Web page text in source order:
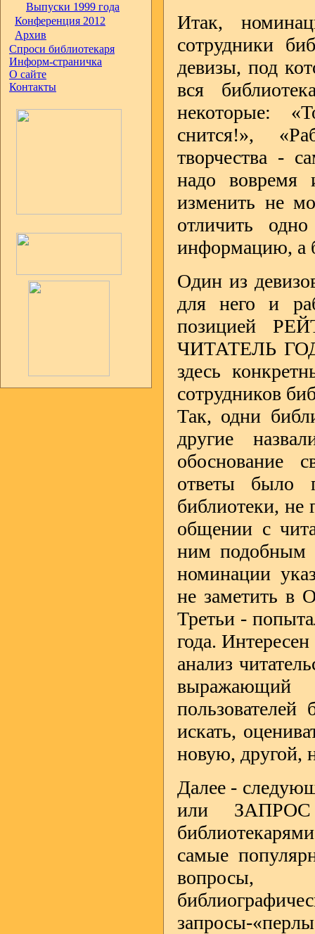
Выпуски 1999 года
Конференция 2012
Архив
Спроси библиотекаря
Информ-страничка
О сайте
Контакты
Итак,
сотрудники
девизы, под
вся
некоторые:
снится!»,
творчества -
надо вовремя
изменить не
отличить
информацию, а
Один из
для него и
позицией
ЧИТАТЕЛЬ
здесь
сотрудников
Так, одни
другие
обоснование
ответы было
библиотеки, не
общении с
ним подобным
номинации
не заметить в
Третьи -
года.
анализ
выражающий
искать,
новую, другой,
Далее -
или ЗАПРОС
самые
вопросы,
запросы-